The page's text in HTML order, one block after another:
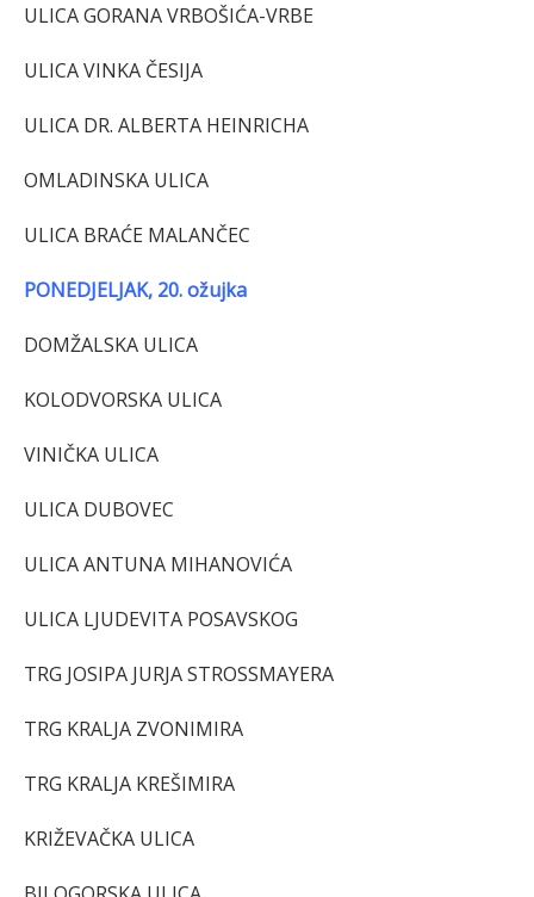
ULICA GORANA VRBOŠIĆA-VRBE
ULICA VINKA ČESIJA
ULICA DR. ALBERTA HEINRICHA
OMLADINSKA ULICA
ULICA BRAĆE MALANČEC
PONEDJELJAK, 20. ožujka
DOMŽALSKA ULICA
KOLODVORSKA ULICA
VINIČKA ULICA
ULICA DUBOVEC
ULICA ANTUNA MIHANOVIĆA
ULICA LJUDEVITA POSAVSKOG
TRG JOSIPA JURJA STROSSMAYERA
TRG KRALJA ZVONIMIRA
TRG KRALJA KREŠIMIRA
KRIŽEVAČKA ULICA